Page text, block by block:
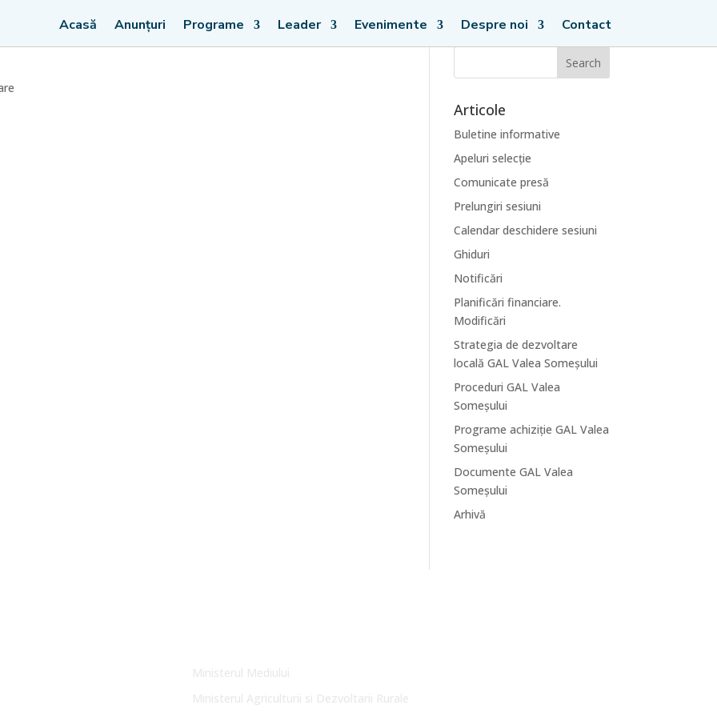
Acasă Anunțuri Programe Leader Evenimente Despre noi Contact
Articole
Buletine informative
Apeluri selecție
Comunicate presă
Prelungiri sesiuni
Calendar deschidere sesiuni
Ghiduri
Notificări
Planificări financiare.
Modificări
Strategia de dezvoltare
locală GAL Valea Someșului
Proceduri GAL Valea
Someșului
Programe achiziție GAL Valea
Someșului
Documente GAL Valea
Someșului
Arhivă